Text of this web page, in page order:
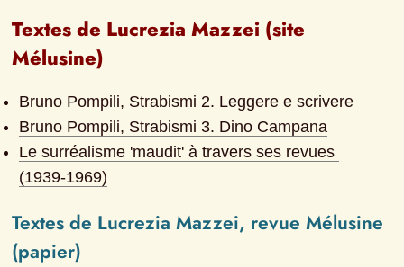
Textes de Lucrezia Mazzei (site
Mélusine)
Bruno Pompili, Strabismi 2. Leggere e scrivere
Bruno Pompili, Strabismi 3. Dino Campana
Le surréalisme 'maudit' à travers ses revues
(1939-1969)
Textes de Lucrezia Mazzei, revue Mélusine
(papier)